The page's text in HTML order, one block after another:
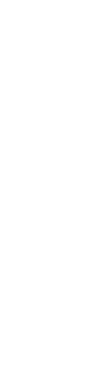
Apoio na
para